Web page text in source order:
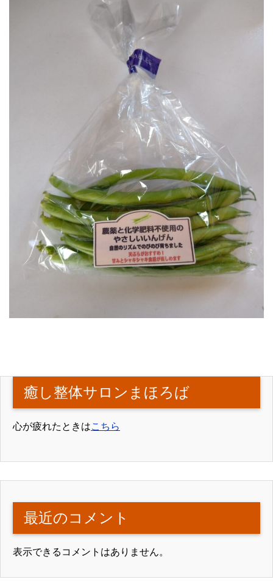
癒し整体サロンまほろば
心が疲れたときはこちら
最近のコメント
表示できるコメントはありません。